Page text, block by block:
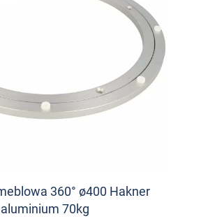
360° ø400 Hakner
aluminium 70kg